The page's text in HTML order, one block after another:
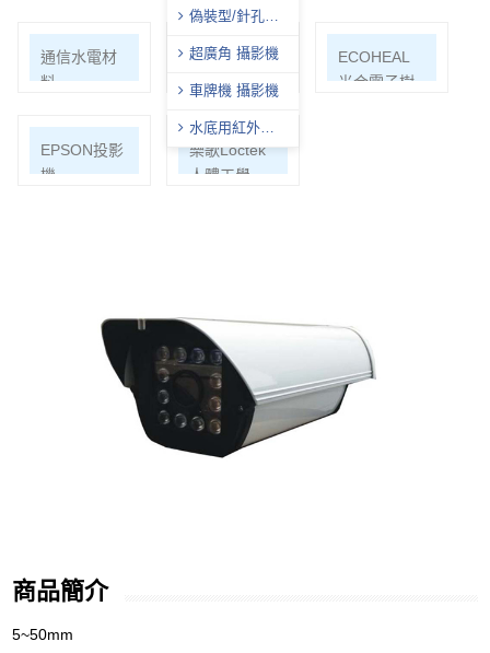
偽裝型/針孔型
超廣角 攝影機
車牌機 攝影機
水底用紅外線
攝影機
通信水電材
料
Honeywell
ECOHEAL
光合電子樹
EPSON投影
機
樂歌Loctek
人體工學
商品簡介
5~50mm